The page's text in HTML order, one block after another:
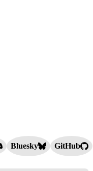
Bluesky
GitHub